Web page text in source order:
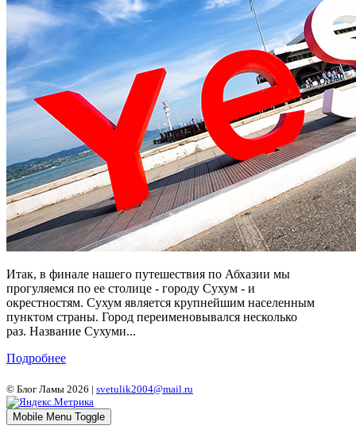
Итак, в финале нашего путешествия по Абхазии мы
прогуляемся по ее столице - городу Сухум - и
окрестностям. Сухум является крупнейшим населенным
пунктом страны. Город переименовывался несколько
раз. Название Сухуми...
Подробнее
© Блог Ламы 2026 | svetulik2004@mail.ru
Mobile Menu Toggle